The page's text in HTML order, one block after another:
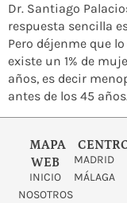
Dr. Santiago
respuesta sencilla
Pero déjenme que
existe un 1% de
años, es decir
antes de los 45
MAPA
WEB
INICIO
NOSOTROS
MADRID
MÁLAGA